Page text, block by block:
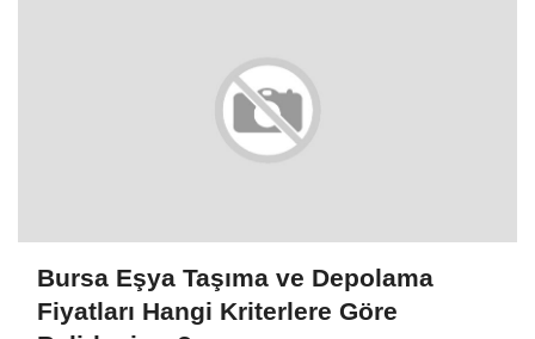
Bursa Eşya Taşıma ve Depolama
Fiyatları Hangi Kriterlere Göre